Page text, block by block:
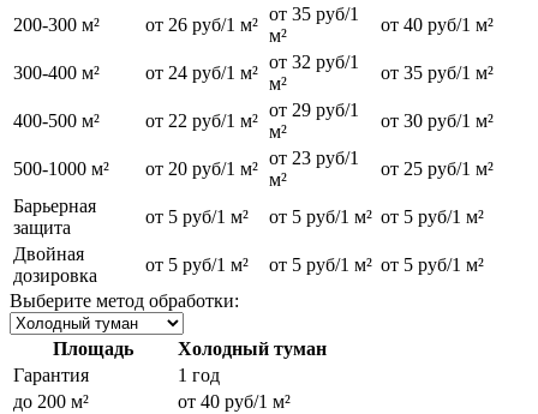
200-300 м² от 26 руб/1 м²
от 35 руб/1
м²
от 40 руб/1 м²
300-400 м² от 24 руб/1 м²
от 32 руб/1
м²
от 35 руб/1 м²
400-500 м² от 22 руб/1 м²
от 29 руб/1
м²
от 30 руб/1 м²
500-1000 м² от 20 руб/1 м²
от 23 руб/1
м²
от 25 руб/1 м²
Барьерная
защита
от 5 руб/1 м² от 5 руб/1 м² от 5 руб/1 м²
Двойная
дозировка
от 5 руб/1 м² от 5 руб/1 м² от 5 руб/1 м²
Выберите метод обработки:
Площадь
Холодный туман
Гарантия
1 год
до 200 м²
от 40 руб/1 м²